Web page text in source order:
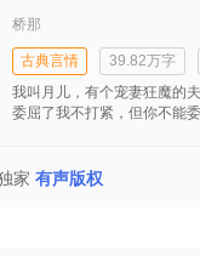
桥那
古典言情 39.82万字
我叫月儿，有个宠妻狂魔的
委屈了我不打紧，但你不能
委屈我们爷三不要紧，你可
家 有声版权